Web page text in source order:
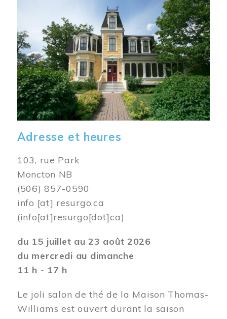
Adresse et heures
103, rue Park
Moncton NB
(506) 857-0590
info [at] resurgo.ca
(info[at]resurgo[dot]ca)
du 15 juillet au 23 août 2026
du mercredi au dimanche
11 h - 17 h
Le joli salon de thé de la Maison Thomas-
Williams est ouvert durant la saison